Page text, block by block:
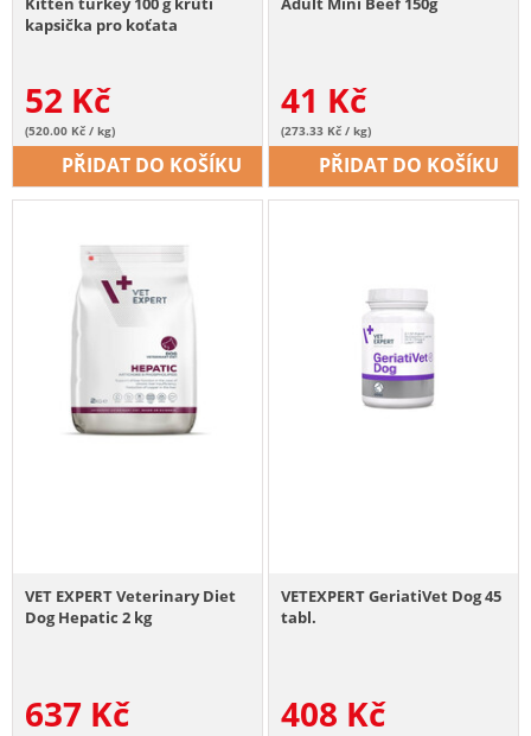
kapsička pro koťata
52 Kč
(520.00 Kč / kg)
PŘIDAT DO KOŠÍKU
41 Kč
(273.33 Kč / kg)
PŘIDAT DO KOŠÍKU
VET EXPERT Veterinary Diet
Dog Hepatic 2 kg
637 Kč
VETEXPERT GeriatiVet Dog 45
tabl.
408 Kč